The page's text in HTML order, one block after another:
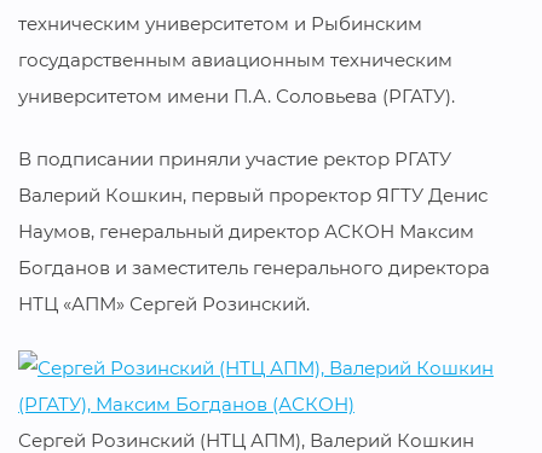
техническим университетом и Рыбинским
государственным авиационным техническим
университетом имени П.А. Соловьева (РГАТУ).
В подписании приняли участие ректор РГАТУ
Валерий Кошкин, первый проректор ЯГТУ Денис
Наумов, генеральный директор АСКОН Максим
Богданов и заместитель генерального директора
НТЦ «АПМ» Сергей Розинский.
Сергей Розинский (НТЦ АПМ), Валерий Кошкин